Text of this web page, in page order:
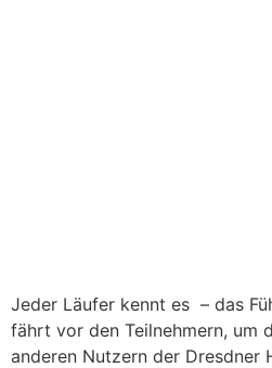
Jeder Läufer kennt es – das
fährt vor den Teilnehmern, um
anderen Nutzern der Dresdner